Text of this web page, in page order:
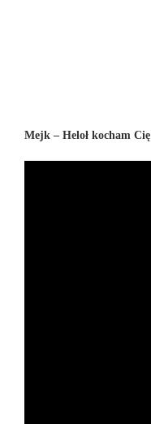
Mejk – Heloł kocham Cię